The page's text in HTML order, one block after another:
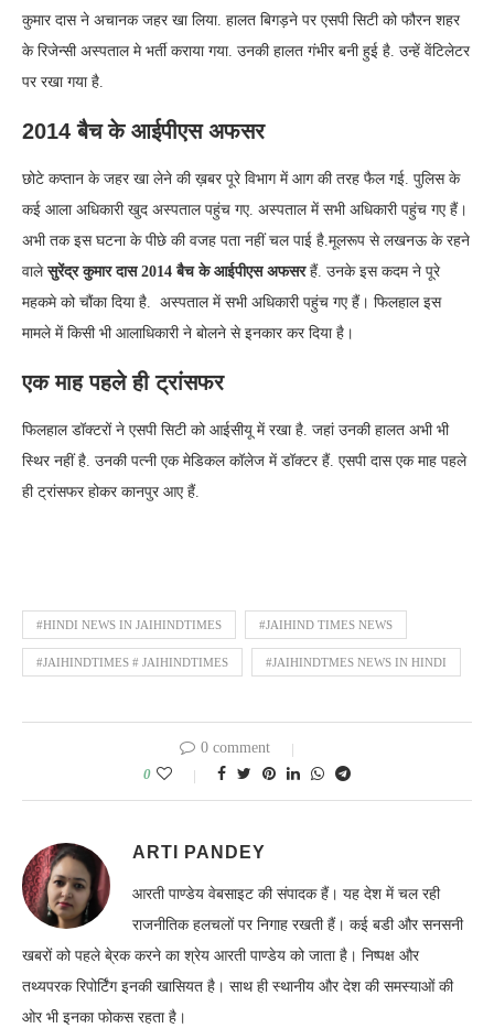
कुमार दास ने अचानक जहर खा लिया. हालत बिगड़ने पर एसपी सिटी को फौरन शहर
के रिजेन्सी अस्पताल मे भर्ती कराया गया. उनकी हालत गंभीर बनी हुई है. उन्हें वेंटिलेटर
पर रखा गया है.
2014 बैच के आईपीएस अफसर
छोटे कप्तान के जहर खा लेने की ख़बर पूरे विभाग में आग की तरह फैल गई. पुलिस के
कई आला अधिकारी खुद अस्पताल पहुंच गए. अस्पताल में सभी अधिकारी पहुंच गए हैं।
अभी तक इस घटना के पीछे की वजह पता नहीं चल पाई है.मूलरूप से लखनऊ के रहने
वालेसुरेंद्र कुमार दास 2014 बैच के आईपीएस अफसरहैं. उनके इस कदम ने पूरे
महकमे को चौंका दिया है. अस्पताल में सभी अधिकारी पहुंच गए हैं। फिलहाल इस
मामले में किसी भी आलाधिकारी ने बोलने से इनकार कर दिया है।
एक माह पहले ही ट्रांसफर
फिलहाल डॉक्टरों ने एसपी सिटी को आईसीयू में रखा है. जहां उनकी हालत अभी भी
स्थिर नहीं है. उनकी पत्नी एक मेडिकल कॉलेज में डॉक्टर हैं. एसपी दास एक माह पहले
ही ट्रांसफर होकर कानपुर आए हैं.
#HINDI NEWS IN JAIHINDTIMES #JAIHIND TIMES NEWS
#JAIHINDTIMES # JAIHINDTIMES #JAIHINDTMES NEWS IN HINDI
0 comment
0
ARTI PANDEY
आरती पाण्डेय वेबसाइट की संपादक हैं। यह देश में चल रही
राजनीतिक हलचलों पर निगाह रखती हैं। कई बडी और सनसनी
खबरों को पहले बे्रक करने का श्रेय आरती पाण्डेय को जाता है। निष्पक्ष और
तथ्यपरक रिपोर्टिंग इनकी खासियत है। साथ ही स्थानीय और देश की समस्याओं की
ओर भी इनका फोकस रहता है।